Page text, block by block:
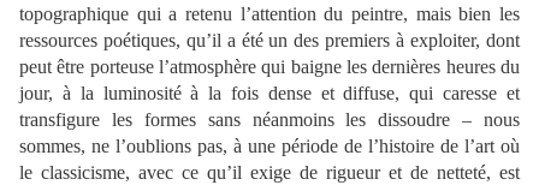
topographique qui a retenu l’attention du peintre, mais bien les
ressources poétiques, qu’il a été un des premiers à exploiter, dont
peut être porteuse l’atmosphère qui baigne les dernières heures du
jour, à la luminosité à la fois dense et diffuse, qui caresse et
transfigure les formes sans néanmoins les dissoudre – nous
sommes, ne l’oublions pas, à une période de l’histoire de l’art où
le classicisme, avec ce qu’il exige de rigueur et de netteté, est